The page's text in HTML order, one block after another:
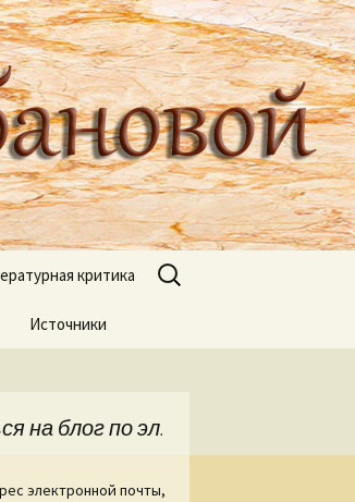
Грибановой
критика
Источники
Найти:
на блог по эл.
электронной почты,